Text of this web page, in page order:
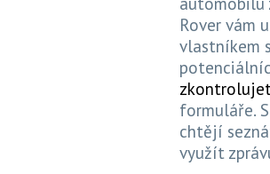
Rover vám
vlastníkem
formuláře.
chtějí
využít